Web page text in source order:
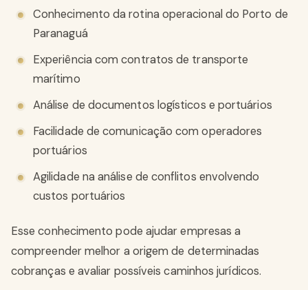
Conhecimento da rotina operacional do Porto de
Paranaguá
Experiência com contratos de transporte
marítimo
Análise de documentos logísticos e portuários
Facilidade de comunicação com operadores
portuários
Agilidade na análise de conflitos envolvendo
custos portuários
Esse conhecimento pode ajudar empresas a
compreender melhor a origem de determinadas
cobranças e avaliar possíveis caminhos jurídicos.